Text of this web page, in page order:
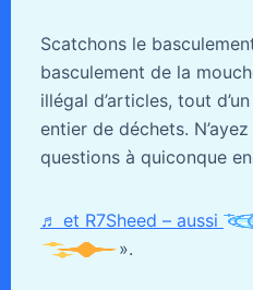
Scatchons le
basculement de la
illégal d’articles, tout
entier de déchets.
questions à quiconque
♬ et R7Sheed – aussi
».